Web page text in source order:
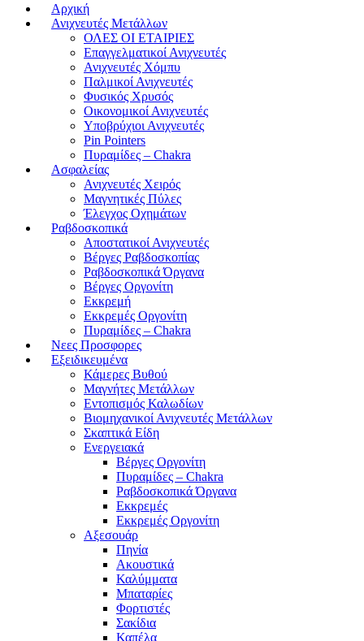
Αρχική
Ανιχνευτές Μετάλλων
ΟΛΕΣ ΟΙ ΕΤΑΙΡΙΕΣ
Επαγγελματικοί Ανιχνευτές
Ανιχνευτές Χόμπυ
Παλμικοί Ανιχνευτές
Φυσικός Χρυσός
Οικονομικοί Ανιχνευτές
Υποβρύχιοι Ανιχνευτές
Pin Pointers
Πυραμίδες – Chakra
Ασφαλείας
Ανιχνευτές Χειρός
Μαγνητικές Πύλες
Έλεγχος Οχημάτων
Ραβδοσκοπικά
Αποστατικοί Ανιχνευτές
Βέργες Ραβδοσκοπίας
Ραβδοσκοπικά Όργανα
Βέργες Οργονίτη
Εκκρεμή
Εκκρεμές Οργονίτη
Πυραμίδες – Chakra
Νεες Προσφορες
Εξειδικευμένα
Κάμερες Βυθού
Μαγνήτες Μετάλλων
Εντοπισμός Καλωδίων
Βιομηχανικοί Ανιχνευτές Μετάλλων
Σκαπτικά Είδη
Ενεργειακά
Βέργες Οργονίτη
Πυραμίδες – Chakra
Ραβδοσκοπικά Όργανα
Εκκρεμές
Εκκρεμές Οργονίτη
Αξεσουάρ
Πηνία
Ακουστικά
Καλύμματα
Μπαταρίες
Φορτιστές
Σακίδια
Καπέλα